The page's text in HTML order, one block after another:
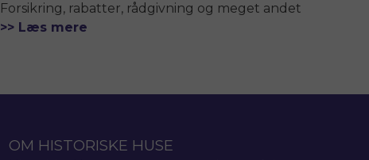
Forsikring, rabatter, rådgivning og meget andet
>> Læs mere
OM HISTORISKE HUSE